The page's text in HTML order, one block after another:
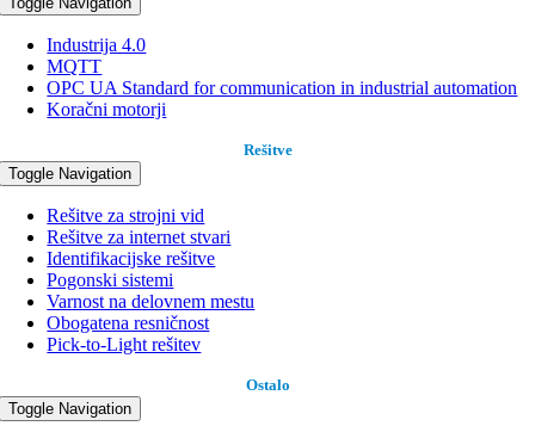
Industrija 4.0
MQTT
OPC UA Standard for communication in industrial automation
Koračni motorji
Rešitve
Toggle Navigation
Rešitve za strojni vid
Rešitve za internet stvari
Identifikacijske rešitve
Pogonski sistemi
Varnost na delovnem mestu
Obogatena resničnost
Pick-to-Light rešitev
Ostalo
Toggle Navigation